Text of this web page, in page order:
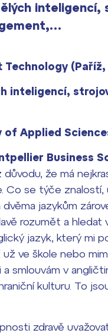
inteligencí,
(Paříž,
inteligencí,
Applied
Business
že má
Co se týče
jazykům
rozumět a hledat
jazyk, který mi
ve škole nebo
smlouvám v
kulturu. To
zdravě